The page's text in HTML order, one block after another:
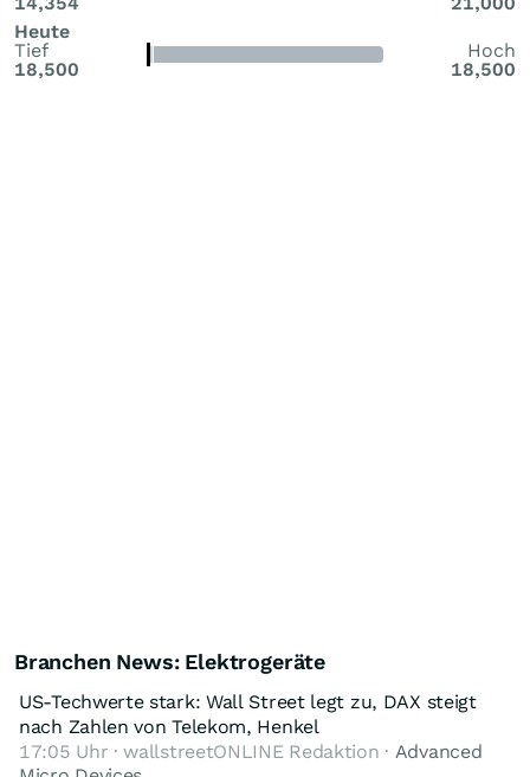
Heute
Tief
18,500
Hoch
18,500
Branchen News: Elektrogeräte
US-Techwerte stark: Wall Street legt zu, DAX steigt
nach Zahlen von Telekom, Henkel
17:05 Uhr · wallstreetONLINE Redaktion · Advanced